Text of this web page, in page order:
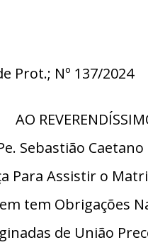
Prot.; Nº 137/2024
AO
Sebastião Caetano
Para Assistir o
tem Obrigações
de União